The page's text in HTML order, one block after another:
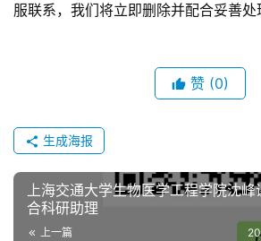
服联系，我们将立即删除并配合妥善处
赞 (0)
生成海报
上海交通大学生物医学工程学院沈峰
合科研助理
上一篇